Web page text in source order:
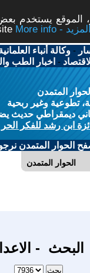
يستخدم
More info - المزيد
-وكالة أنباء
- اخبار الطب
المتمدن
تطوعية وغير ربحية
ديمقراطي حديث يضمن
ابن رشد للفكر الحر
الحوار المتمدن نرجو
الحوار المتمدن
البحث -